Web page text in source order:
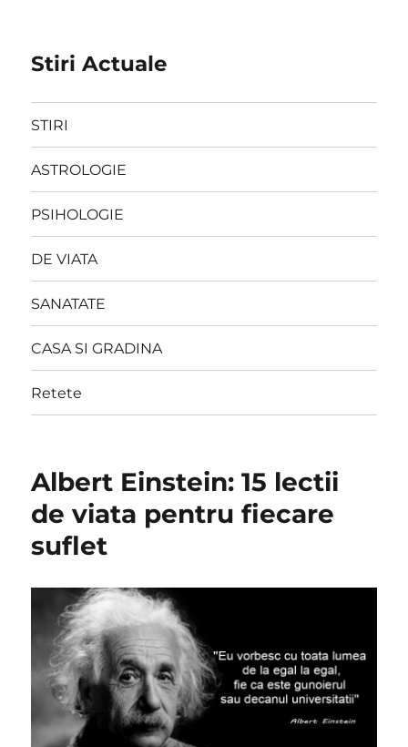
Stiri Actuale
STIRI
ASTROLOGIE
PSIHOLOGIE
DE VIATA
SANATATE
CASA SI GRADINA
Retete
Albert Einstein: 15 lectii
de viata pentru fiecare
suflet